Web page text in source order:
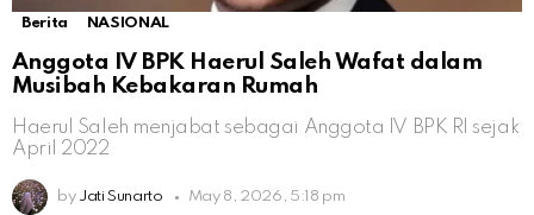
Berita NASIONAL
Anggota IV BPK Haerul Saleh Wafat dalam
Musibah Kebakaran Rumah
Haerul Saleh menjabat sebagai Anggota IV BPK RI sejak
April 2022
by Jati Sunarto May 8, 2026, 5:18 pm